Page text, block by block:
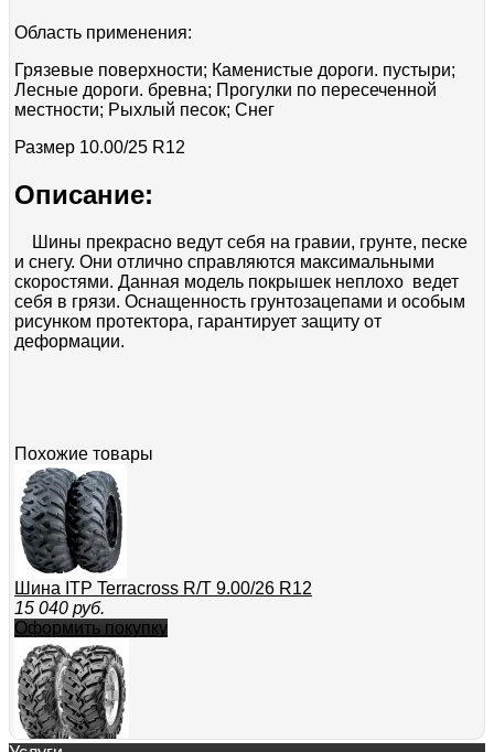
Область применения:
Грязевые поверхности; Каменистые дороги. пустыри;
Лесные дороги. бревна; Прогулки по пересеченной
местности; Рыхлый песок; Снег
Размер 10.00/25 R12
Описание:
Шины прекрасно ведут себя на гравии, грунте, песке
и снегу. Они отлично справляются максимальными
скоростями. Данная модель покрышек неплохо ведет
себя в грязи. Оснащенность грунтозацепами и особым
рисунком протектора, гарантирует защиту от
деформации.
Похожие товары
Шина ITP Terracross R/T 9.00/26 R12
15 040 руб.
Оформить покупку